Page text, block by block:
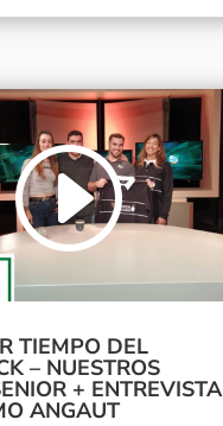
TIEMPO DEL
– NUESTROS
+ ENTREVISTA
ANGAUT